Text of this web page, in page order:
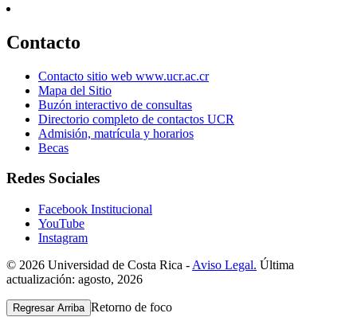
Contacto
Contacto sitio web www.ucr.ac.cr
Mapa del Sitio
Buzón interactivo de consultas
Directorio completo de contactos UCR
Admisión, matrícula y horarios
Becas
Redes Sociales
Facebook Institucional
YouTube
Instagram
© 2026 Universidad de Costa Rica - Aviso Legal. Última
actualización: agosto, 2026
Regresar Arriba Retorno de foco